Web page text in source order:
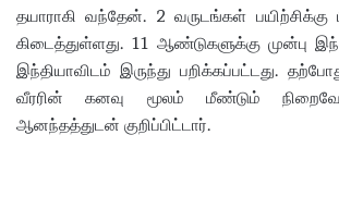
தயாராகி வந்தேன். 2 வருடங்கள் பயிற்சிக்கு
கிடைத்துள்ளது. 11 ஆண்டுகளுக்கு முன்பு
இந்தியாவிடம் இருந்து பறிக்கப்பட்டது.
வீரரின் கனவு மூலம் மீண்டும்
ஆனந்தத்துடன் குறிப்பிட்டார்.